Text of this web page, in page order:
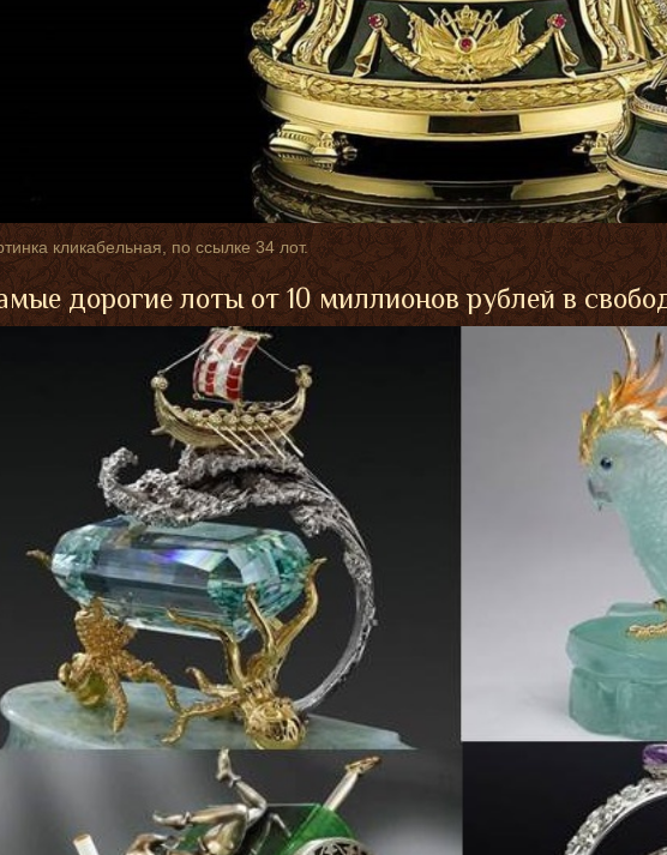
кликабельная, по ссылке 34 лот.
дорогие лоты от 10 миллионов рублей в